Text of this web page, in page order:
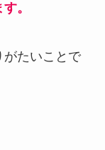
。
がたいことで